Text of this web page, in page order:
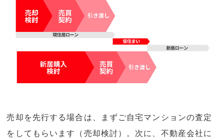
売却を先行する場合は、まずご自宅マンションの査定
をしてもらいます（売却検討）。次に、不動産会社に